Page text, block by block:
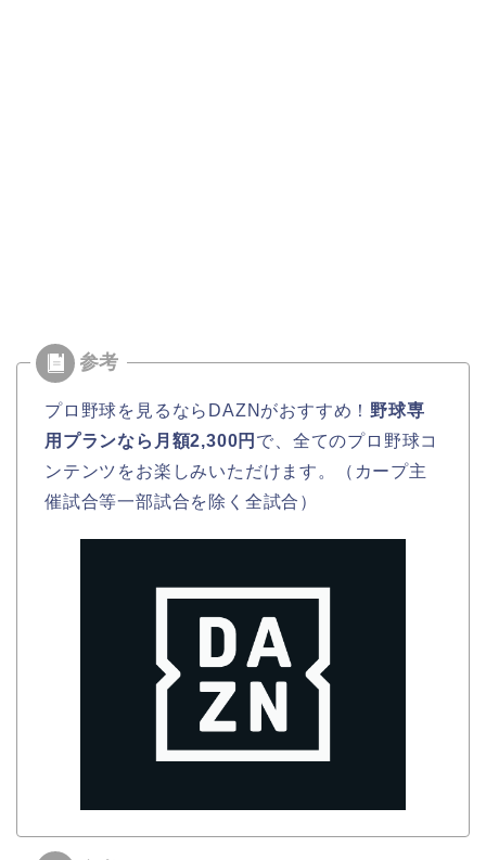
プロ野球を見るならDAZNがおすすめ！ 野球専
用プランなら月額2,300円 で、全てのプロ野球コ
ンテンツをお楽しみいただけます。（カープ主
催試合等一部試合を除く全試合）